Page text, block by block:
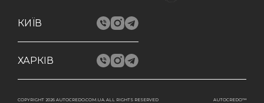
КИЇВ
ХАРКІВ
COPYRIGHT 2026 AUTOCREDO.COM.UA. ALL RIGHTS RESERVED AUTOCREDO™